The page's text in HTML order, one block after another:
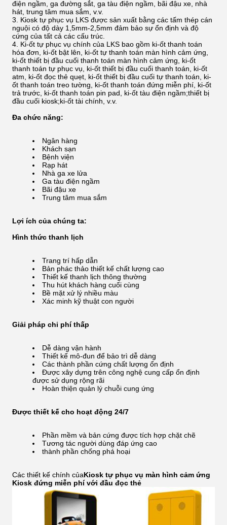
điện ngầm, ga đường sắt, ga tàu điện ngầm, bãi đậu xe, nhà
hát, trung tâm mua sắm, v.v.
Kiosk tự phục vụ LKS được sản xuất bằng các tấm thép cán
nguội có độ dày 1,5mm-2,5mm đảm bảo sự ổn định và độ
cứng của tất cả các cấu trúc.
Ki-ốt tự phục vụ chính của LKS bao gồm ki-ốt thanh toán
hóa đơn, ki-ốt bật lên, ki-ốt tự thanh toán màn hình cảm ứng,
ki-ốt thiết bị đầu cuối thanh toán màn hình cảm ứng, ki-ốt
thanh toán tự phục vụ, ki-ốt thiết bị đầu cuối thanh toán, ki-ốt
atm, ki-ốt đọc thẻ quẹt, ki-ốt thiết bị đầu cuối tự thanh toán, ki-
ốt thanh toán treo tường, ki-ốt thanh toán đứng miễn phí, ki-ốt
trả trước, ki-ốt thanh toán pin pad, ki-ốt tàu điện ngầm;thiết bị
đầu cuối kiosk;ki-ốt tài chính, v.v.
Đa chức năng:
Ngân hàng
Khách sạn
Bệnh viện
Rạp hát
Nhà ga xe lửa
Ga tàu điện ngầm
Bãi đậu xe
Trung tâm mua sắm
Lợi ích của chúng ta:
Hình thức thanh lịch
Trang trí hấp dẫn
Bản phác thảo thiết kế chất lượng cao
Thiết kế thanh lịch thông thường
Thu hút khách hàng cuối cùng
Bề mặt xử lý nhiều màu
Xác minh kỹ thuật con người
Giải pháp chi phí thấp
Dễ dàng vận hành
Thiết kế mô-đun để bảo trì dễ dàng
Các thành phần cứng chất lượng ổn định
Được xây dựng trên công nghệ cung cấp ổn định
được sử dụng rộng rãi
Hoàn thiện quản lý chuỗi cung ứng
Được thiết kế cho hoạt động 24/7
Phần mềm và bản cứng được tích hợp chặt chẽ
Tương tác người dùng đáp ứng cao
thành phần chống phá hoại
Các thiết kế chính củaKiosk tự phục vụ màn hình cảm ứng
Kiosk đứng miễn phí với đầu đọc thẻ